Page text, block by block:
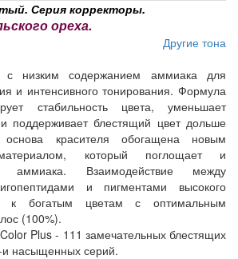
Серия корректоры.
ореха.
Другие тона
с низким содержанием аммиака для
и интенсивного тонирования. Формула
стабильность цвета, уменьшает
поддерживает блестящий цвет дольше
красителя обогащена новым
который поглощает и
аммиака. Взаимодействие между
и пигментами высокого
к богатым цветам с оптимальным
(100%).
Plus - 111 замечательных блестящих
и насыщенных серий.